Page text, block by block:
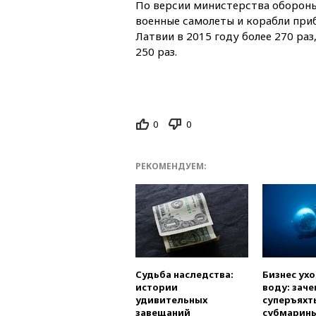
По версии министерства
военные самолеты и корабли
Латвии в 2015 году более 270
250 раз.
0 0
РЕКОМЕНДУЕМ:
Судьба наследства:
истории
удивительных
завещаний
Бизнес
воду: